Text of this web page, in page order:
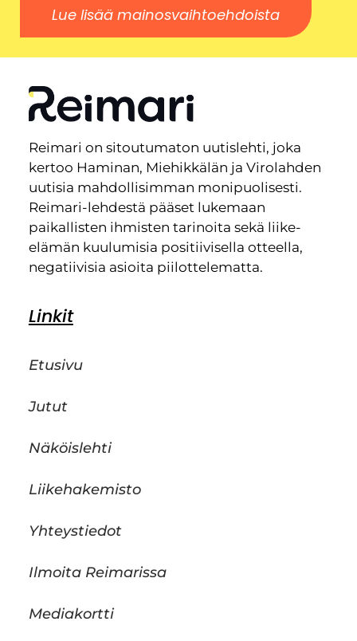
Lue lisää mainosvaihtoehdoista
Reimari on sitoutumaton uutislehti, joka
kertoo Haminan, Miehikkälän ja Virolahden
uutisia mahdollisimman monipuolisesti.
Reimari-lehdestä pääset lukemaan
paikallisten ihmisten tarinoita sekä liike-
elämän kuulumisia positiivisella otteella,
negatiivisia asioita piilottelematta.
Linkit
Etusivu
Jutut
Näköislehti
Liikehakemisto
Yhteystiedot
Ilmoita Reimarissa
Mediakortti